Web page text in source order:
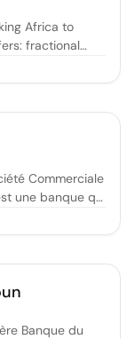
Africa to
fractional
Commerciale
une banque qui
professionnels,
Banque du